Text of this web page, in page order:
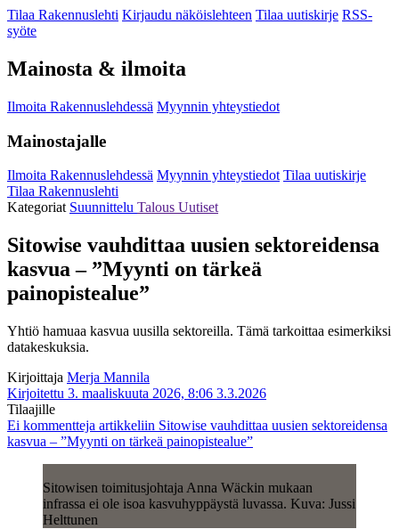
Tilaa Rakennuslehti Kirjaudu näköislehteen Tilaa uutiskirje RSS-
syöte
Mainosta & ilmoita
Ilmoita Rakennuslehdessä Myynnin yhteystiedot
Mainostajalle
Ilmoita Rakennuslehdessä Myynnin yhteystiedot Tilaa uutiskirje
Tilaa Rakennuslehti
Kategoriat Suunnittelu Talous Uutiset
Sitowise vauhdittaa uusien sektoreidensa
kasvua – ”Myynti on tärkeä
painopistealue”
Yhtiö hamuaa kasvua uusilla sektoreilla. Tämä tarkoittaa esimerkiksi
datakeskuksia.
Kirjoittaja Merja Mannila
Kirjoitettu 3. maaliskuuta 2026, 8:06 3.3.2026
Tilaajille
Ei kommentteja artikkeliin Sitowise vauhdittaa uusien sektoreidensa
kasvua – ”Myynti on tärkeä painopistealue”
Sitowisen toimitusjohtaja Anna Wäckin mukaan
infrassa ei ole isoa kasvuhyppäystä luvassa. Kuva: Jussi
Helttunen